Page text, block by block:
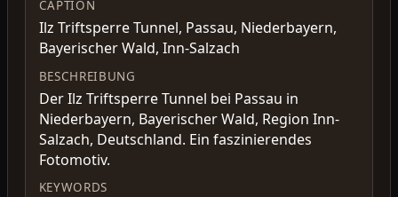
CAPTION
Ilz Triftsperre Tunnel, Passau, Niederbayern,
Bayerischer Wald, Inn-Salzach
BESCHREIBUNG
Der Ilz Triftsperre Tunnel bei Passau in
Niederbayern, Bayerischer Wald, Region Inn-
Salzach, Deutschland. Ein faszinierendes
Fotomotiv.
KEYWORDS